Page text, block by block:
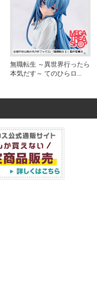
無職転生 ～異世界行ったら
本気だす～ てのひらロ ...